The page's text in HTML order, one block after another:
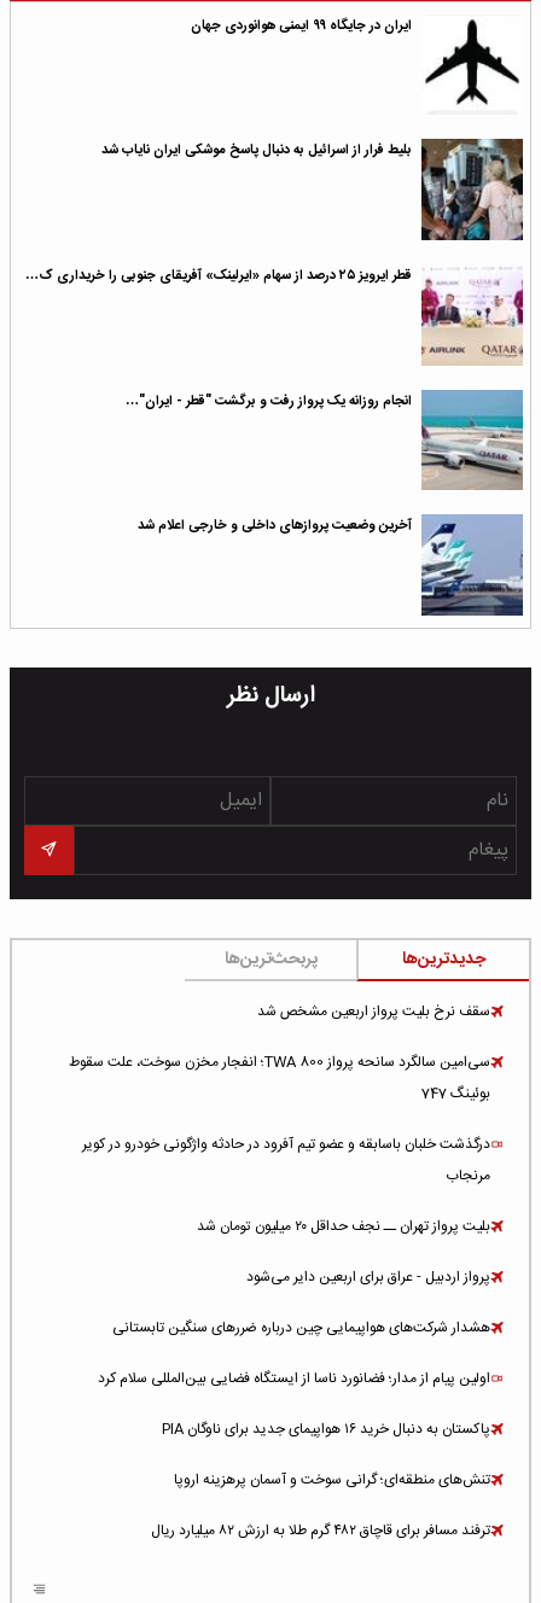
ایران در جایگاه ۹۹ ایمنی هوانوردی جهان
بلیط فرار از اسرائیل به دنبال پاسخ موشکی ایران نایاب شد
قطر ایرویز ۲۵ درصد از سهام «ایرلینک» آفریقای جنوبی را خریداری ک…
انجام روزانه یک پرواز رفت‌ و برگشت "قطر - ایران"…
آخرین وضعیت پروازهای داخلی و خارجی اعلام شد
ارسال نظر
جدیدترین‌ها پربحث‌ترین‌ها
سقف نرخ بلیت پرواز اربعین مشخص شد
سی‌امین سالگرد سانحه پرواز TWA 800؛ انفجار مخزن سوخت، علت سقوط
بوئینگ 747
درگذشت خلبان باسابقه و عضو تیم آفرود در حادثه واژگونی خودرو در کویر
مرنجاب
بلیت پرواز تهران ــ نجف حداقل ۲۰ میلیون تومان شد
پرواز اردبیل - عراق برای اربعین دایر می‌شود
هشدار شرکت‌های هواپیمایی چین درباره ضررهای سنگین تابستانی
اولین پیام از مدار؛ فضانورد ناسا از ایستگاه فضایی بین‌المللی سلام کرد
پاکستان به دنبال خرید ۱۶ هواپیمای جدید برای ناوگان PIA
تنش‌های منطقه‌ای؛ گرانی سوخت و آسمان پرهزینه اروپا
ترفند مسافر برای قاچاق ۴۸۲ گرم طلا به ارزش ۸۲ میلیارد ریال